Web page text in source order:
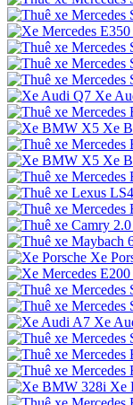
Xe
Xe
Xe
Xe
Xe
Xe